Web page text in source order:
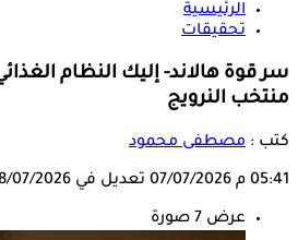
الرئيسية
تحقيقات
سر قوة هالاند- إليك النظام
منتخب النرويج
كتب : مصطفى محمود
05:41 م 07/07/2026 تعديل في 08/07/2026
عرض 7 صورة